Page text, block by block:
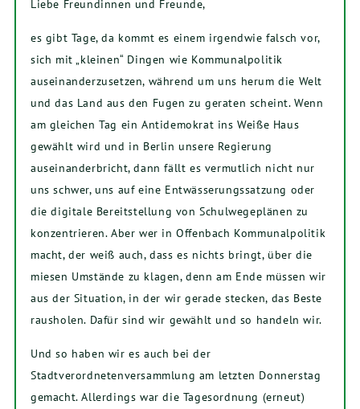
Liebe Freundinnen und Freunde,
es gibt Tage, da kommt es einem irgendwie falsch vor,
sich mit „kleinen“ Dingen wie Kommunalpolitik
auseinanderzusetzen, während um uns herum die Welt
und das Land aus den Fugen zu geraten scheint. Wenn
am gleichen Tag ein Antidemokrat ins Weiße Haus
gewählt wird und in Berlin unsere Regierung
auseinanderbricht, dann fällt es vermutlich nicht nur
uns schwer, uns auf eine Entwässerungssatzung oder
die digitale Bereitstellung von Schulwegeplänen zu
konzentrieren. Aber wer in Offenbach Kommunalpolitik
macht, der weiß auch, dass es nichts bringt, über die
miesen Umstände zu klagen, denn am Ende müssen wir
aus der Situation, in der wir gerade stecken, das Beste
rausholen. Dafür sind wir gewählt und so handeln wir.
Und so haben wir es auch bei der
Stadtverordnetenversammlung am letzten Donnerstag
gemacht. Allerdings war die Tagesordnung (erneut)